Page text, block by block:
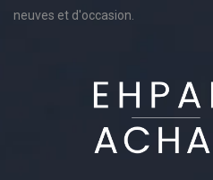
neuves et d'occasion.